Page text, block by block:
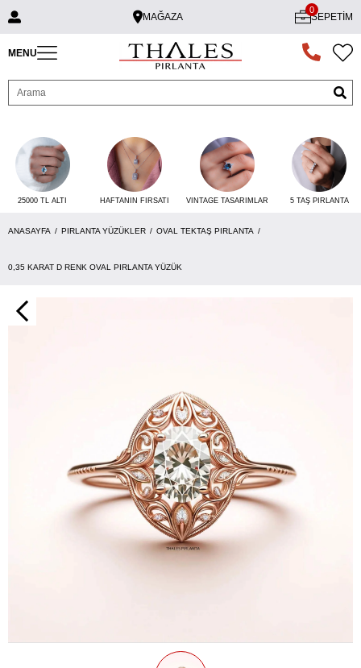
MAĞAZA SEPETIM
0
MENU
25000 TL ALTI HAFTANIN FIRSATI VINTAGE TASARIMLAR 5 TAŞ PIRLANTA
ANASAYFA PIRLANTA YÜZÜKLER OVAL TEKTAŞ PIRLANTA
0,35 KARAT D RENK OVAL PIRLANTA YÜZÜK